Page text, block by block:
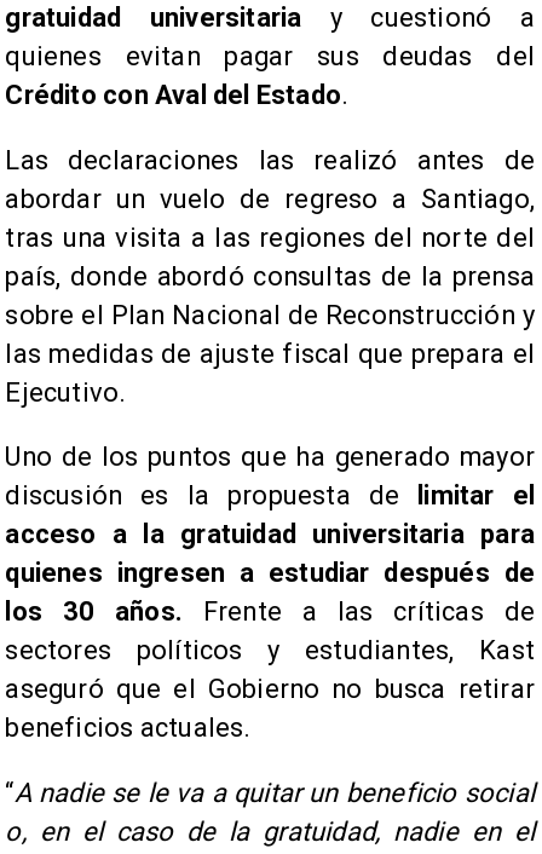
gratuidad universitaria y cuestionó a
quienes evitan pagar sus deudas del
Crédito con Aval del Estado.
Las declaraciones las realizó antes de
abordar un vuelo de regreso a Santiago,
tras una visita a las regiones del norte del
país, donde abordó consultas de la prensa
sobre el Plan Nacional de Reconstrucción y
las medidas de ajuste fiscal que prepara el
Ejecutivo.
Uno de los puntos que ha generado mayor
discusión es la propuesta de
limitar el
acceso a la gratuidad universitaria para
quienes ingresen a estudiar después de
los 30 años. Frente a las críticas de
sectores políticos y estudiantes, Kast
aseguró que el Gobierno no busca retirar
beneficios actuales.
“A nadie se le va a quitar un beneficio social
o, en el caso de la gratuidad, nadie en el